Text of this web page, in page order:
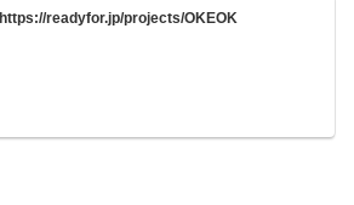
https://readyfor.jp/projects/OKEOK